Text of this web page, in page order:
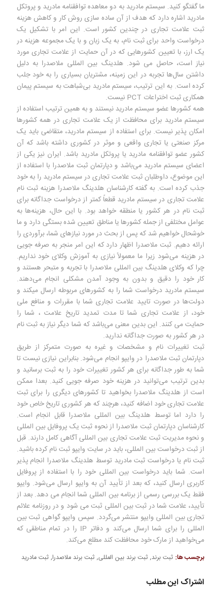
ما گفتگو کنید. سیستم مادرید به دو معاهده توافقنامه مادرید و پروتکل
مادرید اشاره دارد که هدف از آن ساده سازی روش کار و کاهش هزینه
ثبت علامت تجاری در چندین کشور است. این امر با تشکیل یک
درخواست واحد برای ثبت نام، به یک زبان و با یک مجموعه هزینه در
یک ارز، با تعیین کشورهایی که در آن حمایت از علامت تجاری مورد
نیاز است، حاصل می شود. هلدینگ بین المللی ملاصدرا به دلیل
داشتن سال‌ها تجربه در این زمینه، مشتریان بسیاری را به خود جلب
کرده است. به این ترتیب، سیستم مادرید بی‌شباهت به سیستم پیمان
همکاری ثبت اختراعات PCT نیست.
همه کشورها عضو سیستم مادرید نیستند و به همین ترتیب استفاده از
سیستم مادرید برای محافظت از یک علامت تجاری در همه کشورها
امکان پذیر نیست. برای استفاده از سیستم مادرید، متقاضی باید یک
مرکز صنعتی یا تجاری واقعی و موثر در کشوری داشته باشد که آن
کشور عضو توافقنامه مادرید یا پروتکل مادرید باشد. ایران نیز یکی از
اعضای سیستم مادرید می‌باشد و دپارتمان ثبت ملاصدرا با استفاده از
این موضوع، داوطلبان ثبت علامت تجاری در سیستم مادرید را به خود
جذب کرده است. به گفته کارشناسان هلدینگ ملاصدرا هزینه ثبت نام
علامت تجاری در سیستم مادرید قطعاً کمتر از درخواست جداگانه برای
ثبت نام در هر کشور یا منطقه خواهد بود. با این حال، هزینه‌ها به
عوامل مختلفی از جمله کشورها یا مناطق تعیین شده بستگی دارد و ما
خوشحال خواهیم شد که پس از بحث در مورد نیازهای شما، برآوردی را
ارائه دهیم. ثبت ملاصدرا اظهار دارد که این امر منجر به صرفه جویی
در هزینه می‌شود زیرا ما معمولاً نیازی به آموزش وکلای خود نداریم.
چرا که وکلای هلدینگ بین المللی ملاصدرا با تجربه و متبحر هستند و
کار خود را دقیق و بدون به وجود آمدن مشکلی انجام می‌دهند.
سیستم مادرید درخواست شما را به کشورهای مربوطه ارسال میکند و
دولت‌ها در صورت تایید علامت تجاری شما با مقررات و منافع ملی
خود، از علامت تجاری شما تا مدت تمدید تاریخ علامت ، شما را
حمایت می کنند. این بدین معنی می‌باشد که شما دیگر نیاز به ثبت نام
در هر کشور به صورت جداگانه ندارید.
ثبت تغییرات نام و مشخصات و غیره به صورت متمرکز از طریق
دپارتمان ثبت ملاصدرا در وایپو انجام می‌شود. بنابراین نیازی نیست تا
شما به طور جداگانه برای هر کشور تغییرات خود را به ثبت برسانید و
بدین ترتیب می‌توانید در هزینه خود صرفه جویی کنید. بعدا ممكن
است از هلدینگ ملاصدرا بخواهید تا كشورهای دیگری را برای ثبت
علامت تجاری خود اضافه كنید، هرچند كه هر کشوری تاریخ خاص خود
را دارد اما توسط هلدینگ بین المللی ملاصدرا قابل انجام است.
کارشناسان دپارتمان ثبت ملاصدرا از نحوه ثبت یک پروفایل بین المللی
و نحوه مدیریت ثبت علامت تجاری بین المللی آگاهی کامل دارند. قبل
از ثبت درخواست بین المللی، باید در سایت وایپو ثبت نام کرده باشید.
ثبت نام یا درخواست ثبت مادرید توسط هلدینگ ملاصدرا انجام پذیر
است. شما باید درخواست بین المللی خود را با استفاده از پروفایل
کاربری ارسال کنید، که بعد از تأیید آن به وایپو ارسال می‌شود. وایپو
فقط یک بررسی رسمی از برنامه بین المللی شما انجام می دهد. بعد از
تأیید، علامت شما در ثبت بین المللی ثبت می شود و در روزنامه علائم
تجاری بین المللی وایپو منتشر می‌گردد. سپس وایپو گواهی ثبت بین
المللی را برای شما ارسال می‌کند و دفاتر IP را در تمام مناطقی که
می‌خواهید از مارک خود محافظت کند مطلع می‌کند.
برچسب ها: ثبت برند,ثبت برند بین المللی,ثبت برند ملاصدرا,ثبت مادرید
اشتراک این مطلب